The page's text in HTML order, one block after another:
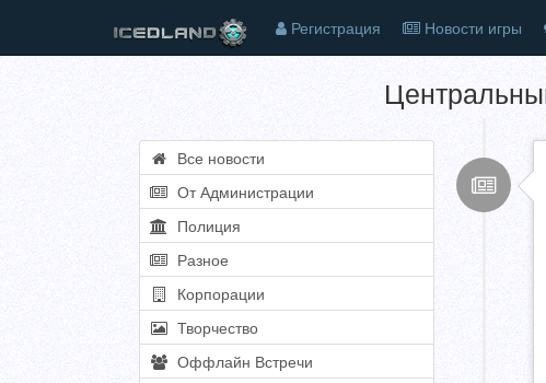
Регистрация Новости игры
Все новости
От Администрации
Полиция
Разное
Корпорации
Творчество
Оффлайн Встречи